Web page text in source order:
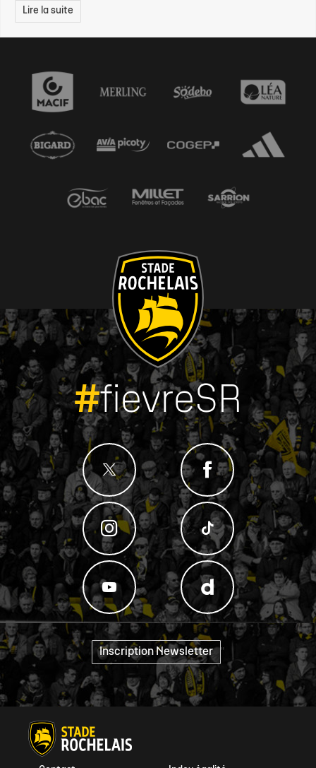
Lire la suite
#fievreSR
Inscription Newsletter "